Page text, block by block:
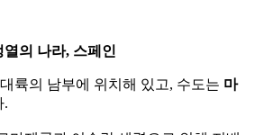
열의 나라, 스페인
륙의 남부에 위치해 있고, 수도는 마
.